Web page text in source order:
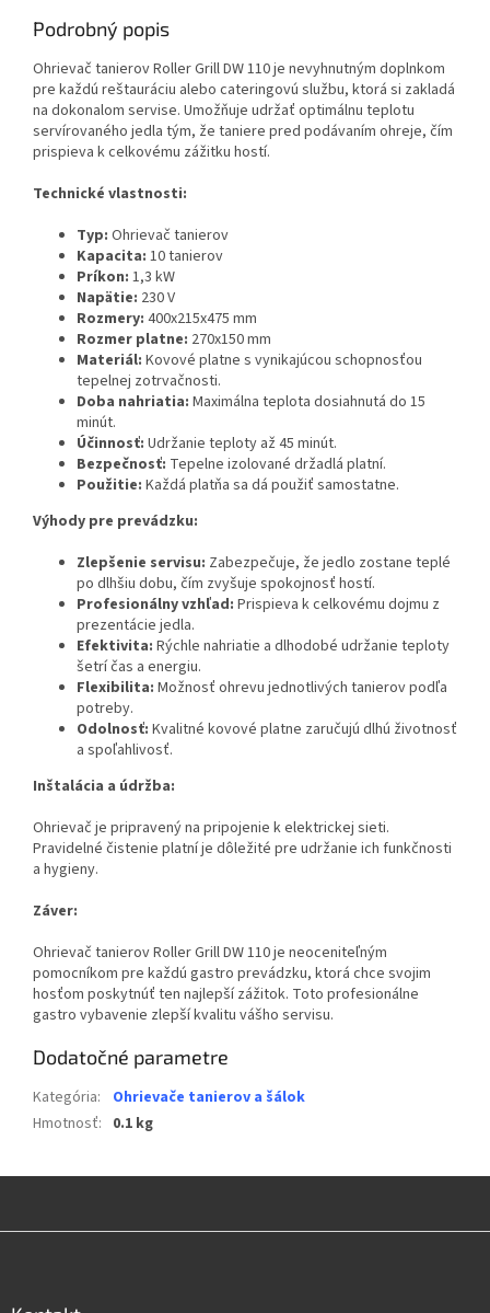
Podrobný popis
Ohrievač tanierov Roller Grill DW 110 je nevyhnutným doplnkom
pre každú reštauráciu alebo cateringovú službu, ktorá si zakladá
na dokonalom servise. Umožňuje udržať optimálnu teplotu
servírovaného jedla tým, že taniere pred podávaním ohreje, čím
prispieva k celkovému zážitku hostí.
Technické vlastnosti:
Typ: Ohrievač tanierov
Kapacita: 10 tanierov
Príkon: 1,3 kW
Napätie: 230 V
Rozmery: 400x215x475 mm
Rozmer platne: 270x150 mm
Materiál: Kovové platne s vynikajúcou schopnosťou
tepelnej zotrvačnosti.
Doba nahriatia: Maximálna teplota dosiahnutá do 15
minút.
Účinnosť: Udržanie teploty až 45 minút.
Bezpečnosť: Tepelne izolované držadlá platní.
Použitie: Každá platňa sa dá použiť samostatne.
Výhody pre prevádzku:
Zlepšenie servisu: Zabezpečuje, že jedlo zostane teplé
po dlhšiu dobu, čím zvyšuje spokojnosť hostí.
Profesionálny vzhľad: Prispieva k celkovému dojmu z
prezentácie jedla.
Efektivita: Rýchle nahriatie a dlhodobé udržanie teploty
šetrí čas a energiu.
Flexibilita: Možnosť ohrevu jednotlivých tanierov podľa
potreby.
Odolnosť: Kvalitné kovové platne zaručujú dlhú životnosť
a spoľahlivosť.
Inštalácia a údržba:
Ohrievač je pripravený na pripojenie k elektrickej sieti.
Pravidelné čistenie platní je dôležité pre udržanie ich funkčnosti
a hygieny.
Záver:
Ohrievač tanierov Roller Grill DW 110 je neoceniteľným
pomocníkom pre každú gastro prevádzku, ktorá chce svojim
hosťom poskytnúť ten najlepší zážitok. Toto profesionálne
gastro vybavenie zlepší kvalitu vášho servisu.
Dodatočné parametre
Kategória:
Ohrievače tanierov a šálok
Hmotnosť: 0.1 kg